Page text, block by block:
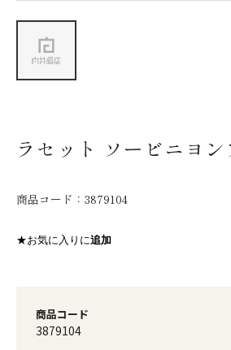
ラセット ソービニヨ
商品コード： 3879104
★お気に入りに追加
商品コード
3879104